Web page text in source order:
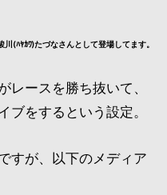
(ﾊﾔｶﾜ)たづなさんとして登場してます。
レースを勝ち抜いて、
ブをするという設定。
すが、以下のメディア